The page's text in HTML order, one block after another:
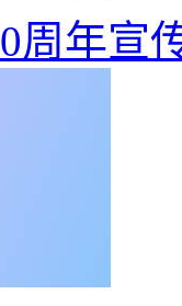
周年宣